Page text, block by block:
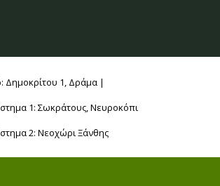
Δημοκρίτου 1, Δράμα |
1: Σωκράτους,Νευροκόπι
2: ΝεοχώριΞάνθης